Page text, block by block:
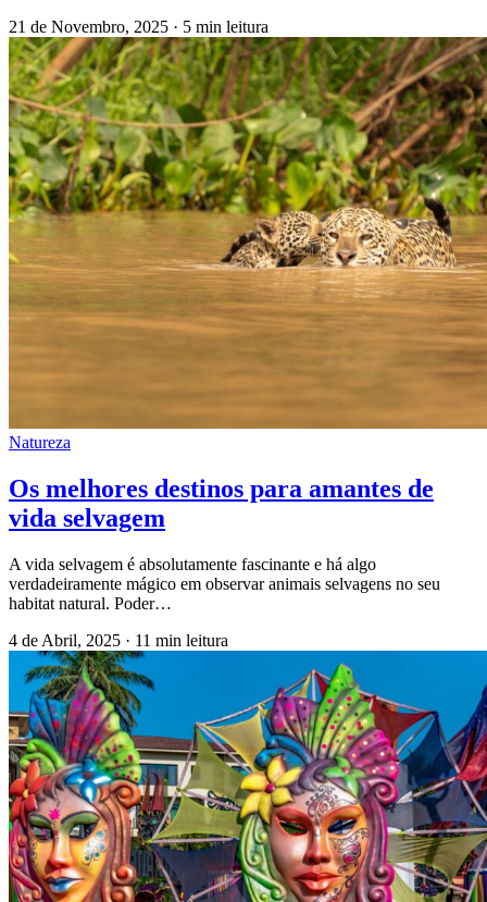
21 de Novembro, 2025 · 5 min leitura
Natureza
Os melhores destinos para amantes de
vida selvagem
A vida selvagem é absolutamente fascinante e há algo
verdadeiramente mágico em observar animais selvagens no seu
habitat natural. Poder…
4 de Abril, 2025 · 11 min leitura